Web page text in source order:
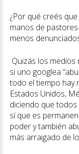
¿Por qué creés
manos de
menos
Quizás los
si uno googlea
todo el tiempo hay
Estados Unidos,
diciendo que
sí que es
poder y también
más arraigado de